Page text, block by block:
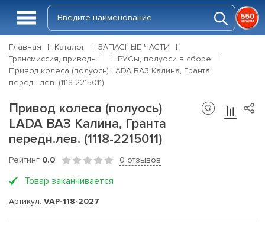
Главная Каталог
ЗАПАСНЫЕ ЧАСТИ
Трансмиссия, приводы
ШРУСы, полуоси в сборе
Привод колеса (полуось) LADA ВАЗ Калина, Гранта
передн.лев. (1118-2215011)
Привод колеса (полуось)
LADA ВАЗ Калина, Гранта
передн.лев. (1118-2215011)
Рейтинг 0.0 0 отзывов
Товар заканчивается
Артикул: VAP-118-2027